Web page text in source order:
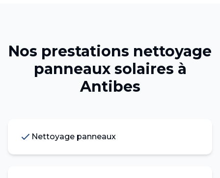
Nos prestations nettoyage
panneaux solaires à
Antibes
Nettoyage panneaux